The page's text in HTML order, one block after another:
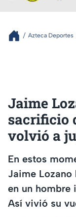
Azteca Deportes
Jaime
sacrificio
volvió a
En estos
Jaime Lozano
en un hombre
Así vivió su